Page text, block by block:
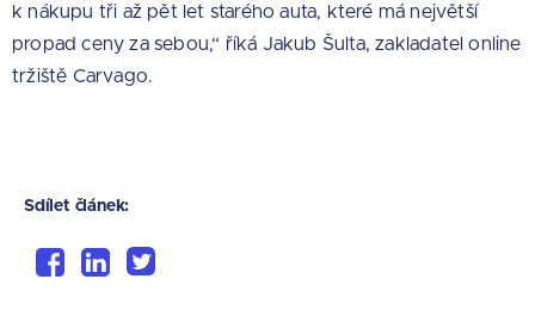
k nákupu tři až pět let starého auta, které má největší
propad ceny za sebou,“ říká Jakub Šulta, zakladatel online
tržiště Carvago.
Sdílet článek: